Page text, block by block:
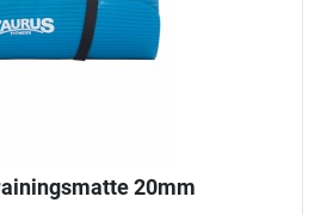
20mm